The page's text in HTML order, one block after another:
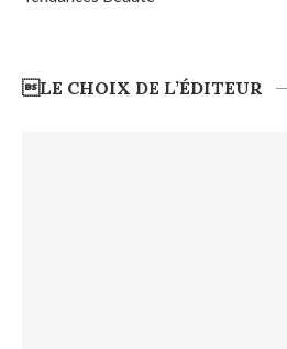
LE CHOIX DE L’ÉDITEUR